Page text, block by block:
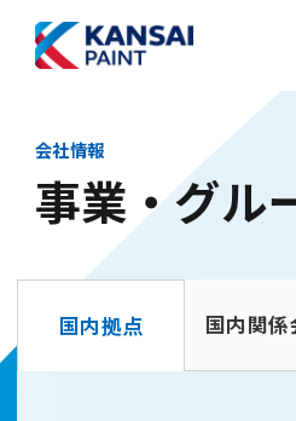
会社情報
事業・グル
国内拠点 国内関係